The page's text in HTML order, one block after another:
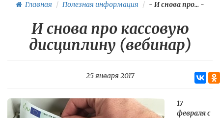
Главная Полезная информация - И снова про... -
И снова про кассовую
дисциплину (вебинар)
25 января 2017
17
февраля с